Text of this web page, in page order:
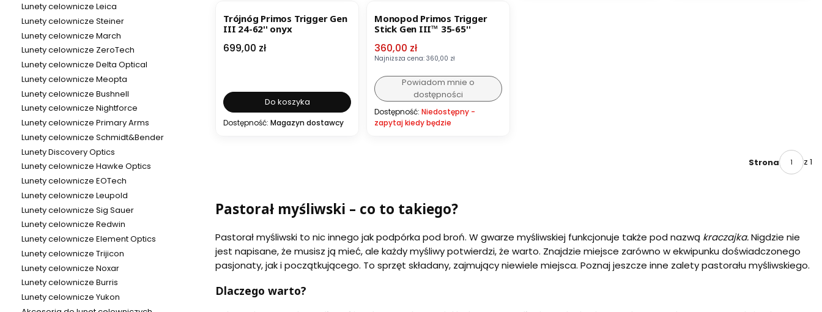
Lunety celownicze Leica
Lunety celownicze Steiner
Lunety celownicze March
Lunety celownicze ZeroTech
Lunety celownicze Delta Optical
Lunety celownicze Meopta
Lunety celownicze Bushnell
Lunety celownicze Nightforce
Lunety celownicze Primary Arms
Lunety celownicze Schmidt&Bender
Lunety Discovery Optics
Lunety celownicze Hawke Optics
Lunety celownicze EOTech
Lunety celownicze Leupold
Lunety celownicze Sig Sauer
Lunety celownicze Redwin
Lunety celownicze Element Optics
Lunety celownicze Trijicon
Lunety celownicze Noxar
Lunety celownicze Burris
Lunety celownicze Yukon
Trójnóg Primos Trigger Gen
III 24-62'' onyx
Cena
699,00 zł
Do koszyka
Dostępność: Magazyn dostawcy
Monopod Primos Trigger
Stick Gen III™ 35-65''
Cena promocyjna
360,00 zł
Najniższa cena: 360,00 zł
Powiadom mnie o
dostępności
Dostępność: Niedostępny -
zapytaj kiedy będzie
Strona z 1
Pastorał myśliwski – co to takiego?
Pastorał myśliwski to nic innego jak podpórka pod broń. W gwarze myśliwskiej funkcjonuje także pod nazwą kraczajka.Nigdzie nie
jest napisane, że musisz ją mieć, ale każdy myśliwy potwierdzi, że warto. Znajdzie miejsce zarówno w ekwipunku doświadczonego
pasjonaty, jak i początkującego. To sprzęt składany, zajmujący niewiele miejsca. Poznaj jeszcze inne zalety pastorału myśliwskiego.
Dlaczego warto?